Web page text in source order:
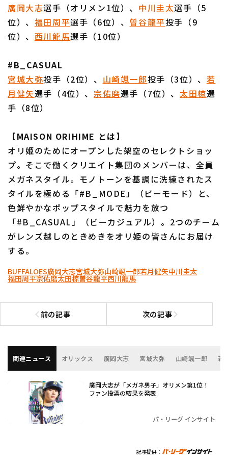
廣岡大志選手（オリメン1位）、 中川圭太選手（5
位）、 福田周平選手（6位）、 曽谷龍平投手（9
位）、 西川龍馬選手（10位）
#B_CASUAL
宮城大弥投手（2位）、 山崎颯一郎投手（3位）、 若
月健矢選手（4位）、宗佑磨選手（7位）、太田椋選
手（8位）
【MAISON ORIHIME とは】
オリ姫のためにオープンした架空のセレクトショッ
プ。そこで働くクリエイト集団のメンバーは、全員
メガネスタイル。モノトーンを基調に洗練されたス
タイルを極める「#B_MODE」（ビーモード）と、
色鮮やかなポップスタイルで魅力を放つ
「#B_CASUAL」（ビーカジュアル）。2つのチーム
がレンズ越しのときめきをオリ姫の皆さんにお届け
する。
BUFFALOES廣岡大志宮城大弥山崎颯一郎若月健矢中川圭太
福田周平宗佑磨太田椋曽谷龍平西川龍馬
前の記事
前の記事へ 次の記事次の記事へ
関連ニュース オリックス 廣岡大志 宮城大弥 山崎颯一郎 若
廣岡大志が「メガネ男子」オリメン第1位！
ファン投票の結果を発表
パ・リーグ インサイト
記事提供：